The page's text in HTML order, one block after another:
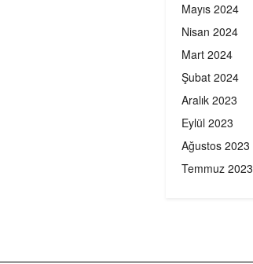
Mayıs 2024
Nisan 2024
Mart 2024
Şubat 2024
Aralık 2023
Eylül 2023
Ağustos 2023
Temmuz 2023